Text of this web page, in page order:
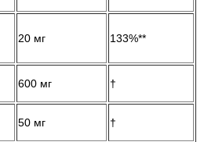
20 мг 133%**
600 мг †
50 мг †